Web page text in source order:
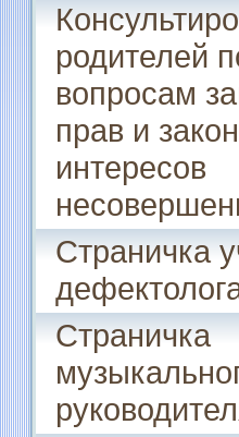
родителей
вопросам
прав и
интересов
Страничка
Страничка